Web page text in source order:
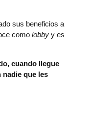
sus beneficios a
comolobbyy es
cuando llegue
nadie que les